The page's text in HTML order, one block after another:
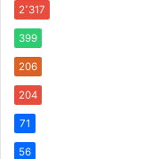
2٬317
399
206
204
71
56